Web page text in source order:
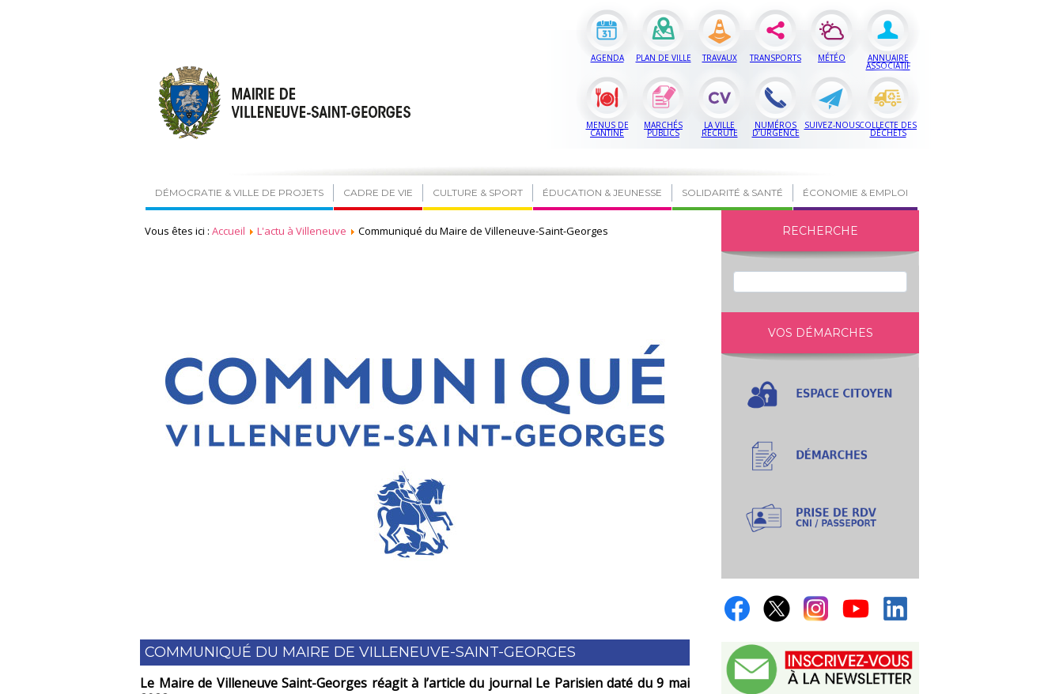
AGENDA PLAN DE VILLE TRAVAUX TRANSPORTS MÉTÉO ANNUAIRE
ASSOCIATIF
MENUS DE
CANTINE
MARCHÉS
PUBLICS
LA VILLE
RECRUTE
NUMÉROS
D’URGENCE
SUIVEZ-NOUSCOLLECTE DES
DÉCHETS
DÉMOCRATIE & VILLE DE PROJETS CADRE DE VIE CULTURE & SPORT ÉDUCATION & JEUNESSE SOLIDARITÉ & SANTÉ ÉCONOMIE & EMPLOI
Vous êtes ici : Accueil L'actu à Villeneuve Communiqué du Maire de Villeneuve-Saint-Georges
COMMUNIQUÉ DU MAIRE DE VILLENEUVE-SAINT-GEORGES
Le Maire de Villeneuve Saint-Georges réagit à l’article du journal Le Parisien daté du 9 mai
RECHERCHE
VOS DÉMARCHES